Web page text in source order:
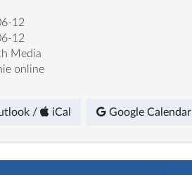
12
12
Media
online
/ iCal Google Calendar